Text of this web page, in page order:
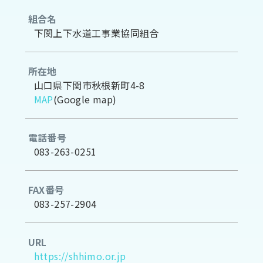
組合名
下関上下水道工事業協同組合
所在地
山口県下関市秋根新町4-8
MAP(Google map)
電話番号
083-263-0251
FAX番号
083-257-2904
URL
https://shhimo.or.jp